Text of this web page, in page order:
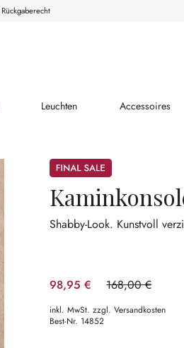
Rückgaberecht
Leuchten Accessoires
Sale
Shabby-Look. Kunstvoll
98,95 € 168,00 €
(41.1% gespart)
inkl. MwSt. zzgl. Versandkosten
Best-Nr. 14852